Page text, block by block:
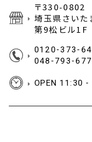
〒330-0802
埼玉県さい
第9松ビル1F
0120-373-
048-793-
OPEN 11:30